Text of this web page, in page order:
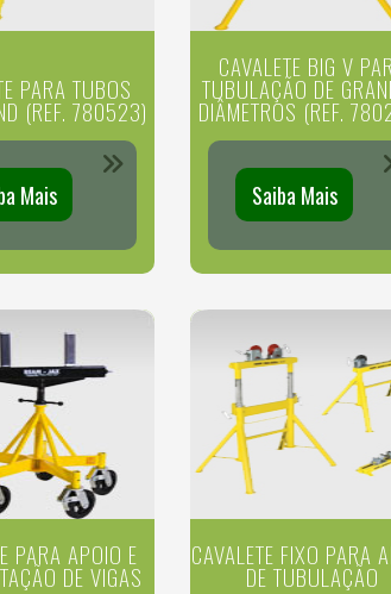
PARA TUBOS
(REF. 780523)
Mais
CAVALETE BIG V
TUBULAÇÃO DE
DIÂMETROS (REF.
Saiba Mais
PARA APOIO E
DE VIGAS
CAVALETE FIXO PARA
DE TUBULAÇÃO